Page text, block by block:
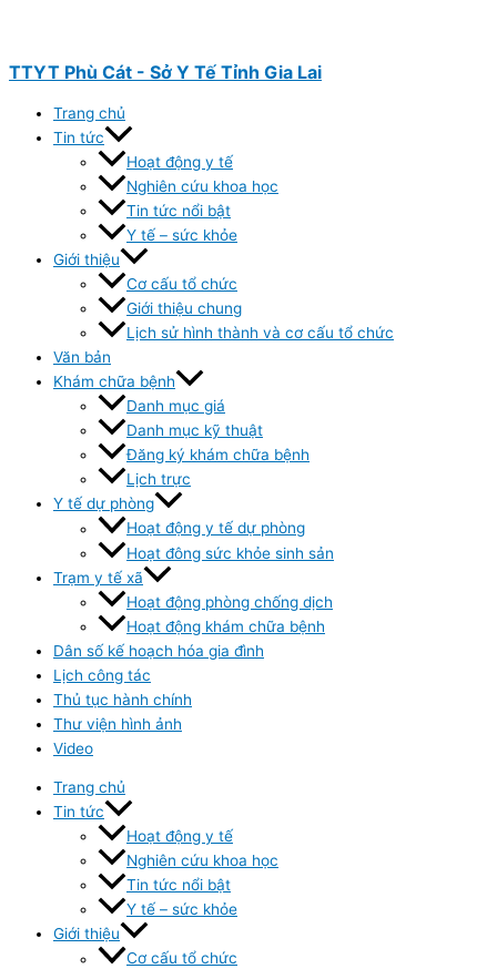
dung
TTYT Phù Cát - Sở Y Tế Tỉnh Gia Lai
Trang chủ
Tin tức
Hoạt động y tế
Nghiên cứu khoa học
Tin tức nổi bật
Y tế – sức khỏe
Giới thiệu
Cơ cấu tổ chức
Giới thiệu chung
Lịch sử hình thành và cơ cấu tổ chức
Văn bản
Khám chữa bệnh
Danh mục giá
Danh mục kỹ thuật
Đăng ký khám chữa bệnh
Lịch trực
Y tế dự phòng
Hoạt động y tế dự phòng
Hoạt đông sức khỏe sinh sản
Trạm y tế xã
Hoạt động phòng chống dịch
Hoạt động khám chữa bệnh
Dân số kế hoạch hóa gia đình
Lịch công tác
Thủ tục hành chính
Thư viện hình ảnh
Video
Trang chủ
Tin tức
Hoạt động y tế
Nghiên cứu khoa học
Tin tức nổi bật
Y tế – sức khỏe
Giới thiệu
Cơ cấu tổ chức